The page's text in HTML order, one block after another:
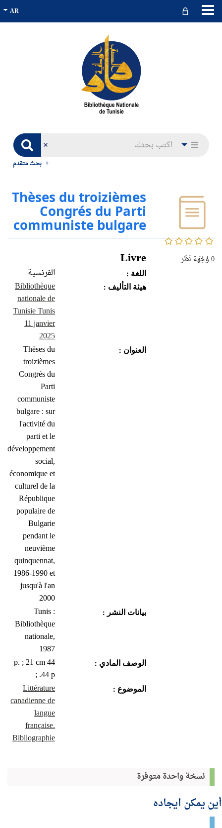
بحث متقدم
0/5
0وُجْهَة نَظَر
Thèses du troizièmes
Congrés du Parti
communiste bulgare
Livre
اللغة : الفرنسية
هيئة التأليف :
Bibliothèque
nationale de
Tunisie Tunis
11 janvier
2025
العنوان :
Thèses du
troizièmes
Congrés du
Parti
communiste
bulgare : sur
l'activité du
parti et le
développement
social,
économique et
culturel de la
République
populaire de
Bulgarie
pendant le
neuvième
quinquennat,
1986-1990 et
jusqu'à l'an
2000
بيانات النشر :
Tunis :
Bibliothèque
nationale,
1987
الوصف المادي :
44 p. ; 21 cm
44 p. ;
الموضوع :
Littérature
canadienne de
langue
française.
Bibliographie
نسخة واحدة متوفرة
أين يمكن ايجاده